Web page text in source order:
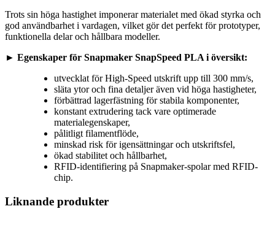
Trots sin höga hastighet imponerar materialet med ökad styrka och
god användbarhet i vardagen, vilket gör det perfekt för prototyper,
funktionella delar och hållbara modeller.
► Egenskaper för Snapmaker SnapSpeed PLA i översikt:
utvecklat för High-Speed utskrift upp till 300 mm/s,
släta ytor och fina detaljer även vid höga hastigheter,
förbättrad lagerfästning för stabila komponenter,
konstant extrudering tack vare optimerade
materialegenskaper,
pålitligt filamentflöde,
minskad risk för igensättningar och utskriftsfel,
ökad stabilitet och hållbarhet,
RFID-identifiering på Snapmaker-spolar med RFID-
chip.
Liknande produkter